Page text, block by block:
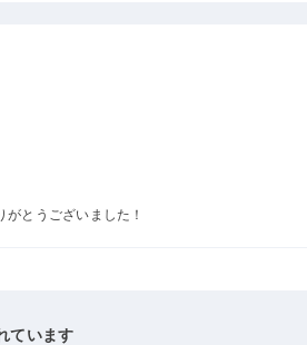
がとうございました！
ています